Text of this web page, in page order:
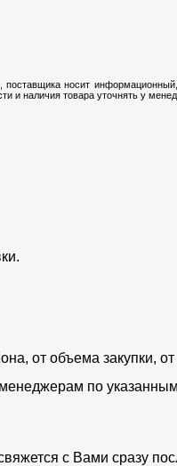
носит
наличия товара уточнять у
от объема закупки,
по указанным
с Вами сразу